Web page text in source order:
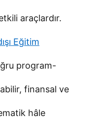
araçlardır.
Eğitim
program-
finansal ve
hâle